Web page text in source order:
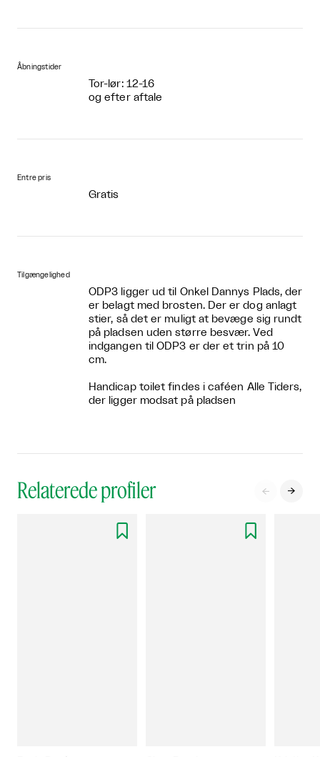
Åbningstider
Tor-lør: 12-16
og efter aftale
Entre pris
Gratis
Tilgængelighed
ODP3 ligger ud til Onkel Dannys Plads, der
er belagt med brosten. Der er dog anlagt
stier, så det er muligt at bevæge sig rundt
på pladsen uden større besvær. Ved
indgangen til ODP3 er der et trin på 10
cm.
Handicap toilet findes i caféen Alle Tiders,
der ligger modsat på pladsen
Relaterede profiler  
 